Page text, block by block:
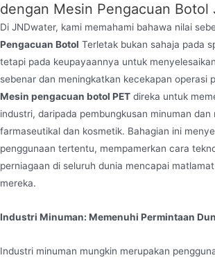
Mesin Meniup Botol
Mesin meniup botol air Jndwater
mana prabentuk termoplastik
dalam acuan tertutup untuk
konsisten dengan bentuk rongga
mesin peniup botol PET siri JND
boleh
dengan Mesin Pengacuan Botol
Di JNDwater, kami memahami bahawa nilai
Pengacuan Botol Terletak bukan sahaja pada
tetapi pada keupayaannya untuk
sebenar dan meningkatkan kecekapan operasi
Mesin pengacuan botol PET direka untuk
industri, daripada pembungkusan minuman dan
farmaseutikal dan kosmetik. Bahagian ini
penggunaan tertentu, mempamerkan cara
perniagaan di seluruh dunia mencapai
mereka.
Industri Minuman: Memenuhi Permintaan
Industri minuman mungkin merupakan